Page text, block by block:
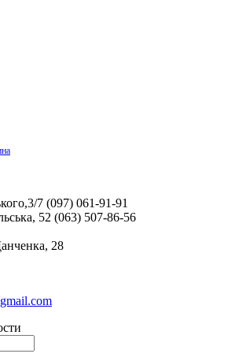
7 (097) 061-91-91
52 (063) 507-86-56
28